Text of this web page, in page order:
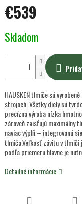
je
0,0
5
€539
cena:
Skladom
HAUSKEN tlmiče sú
strojoch. Všetky diely sú
precízna výroba nízka
zároveň zaisťujú maximálny
naviac výplň – integrovanú
tlmiča.Veľkosť závitu v tlmiči
podľa priemeru hlavne je
Detailné informácie